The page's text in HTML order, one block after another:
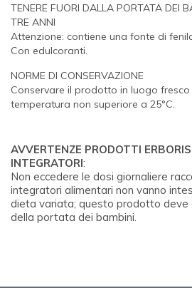
TENERE FUORI DALLA PORTATA DEI
TRE ANNI
Attenzione: contiene una fonte di
Con edulcoranti.
NORME DI CONSERVAZIONE
Conservare il prodotto in luogo
temperatura non superiore a 25°C.
AVVERTENZE PRODOTTI
INTEGRATORI:
Non eccedere le dosi giornaliere
integratori alimentari non vanno
dieta variata; questo prodotto deve
della portata dei bambini.